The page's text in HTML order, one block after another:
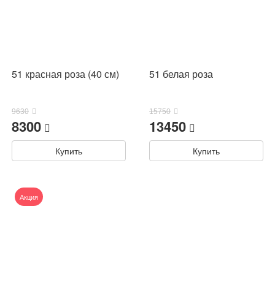
51 красная роза (40 см)
9630
8300
Купить
51 белая роза
15750
13450
Купить
Акция